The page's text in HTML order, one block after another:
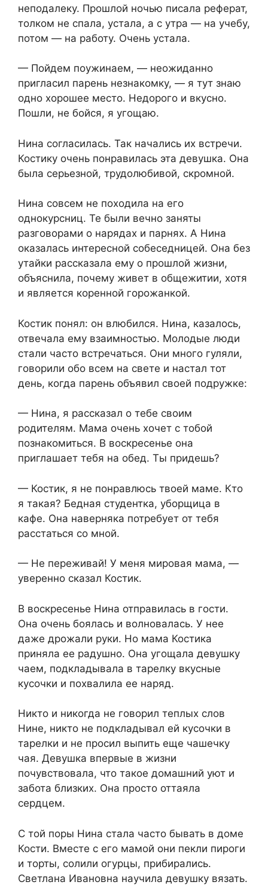
неподалеку. Прошлой ночью писала реферат,
толком не спала, устала, а с утра — на учебу,
потом — на работу. Очень устала.
— Пойдем поужинаем, — неожиданно
пригласил парень незнакомку, — я тут знаю
одно хорошее место. Недорого и вкусно.
Пошли, не бойся, я угощаю.
Нина согласилась. Так начались их встречи.
Костику очень понравилась эта девушка. Она
была серьезной, трудолюбивой, скромной.
Нина совсем не походила на его
однокурсниц. Те были вечно заняты
разговорами о нарядах и парнях. А Нина
оказалась интересной собеседницей. Она без
утайки рассказала ему о прошлой жизни,
объяснила, почему живет в общежитии, хотя
и является коренной горожанкой.
Костик понял: он влюбился. Нина, казалось,
отвечала ему взаимностью. Молодые люди
стали часто встречаться. Они много гуляли,
говорили обо всем на свете и настал тот
день, когда парень объявил своей подружке:
— Нина, я рассказал о тебе своим
родителям. Мама очень хочет с тобой
познакомиться. В воскресенье она
приглашает тебя на обед. Ты придешь?
— Костик, я не понравлюсь твоей маме. Кто
я такая? Бедная студентка, уборщица в
кафе. Она наверняка потребует от тебя
расстаться со мной.
— Не переживай! У меня мировая мама, —
уверенно сказал Костик.
В воскресенье Нина отправилась в гости.
Она очень боялась и волновалась. У нее
даже дрожали руки. Но мама Костика
приняла ее радушно. Она угощала девушку
чаем, подкладывала в тарелку вкусные
кусочки и похвалила ее наряд.
Никто и никогда не говорил теплых слов
Нине, никто не подкладывал ей кусочки в
тарелки и не просил выпить еще чашечку
чая. Девушка впервые в жизни
почувствовала, что такое домашний уют и
забота близких. Она просто оттаяла
сердцем.
С той поры Нина стала часто бывать в доме
Кости. Вместе с его мамой они пекли пироги
и торты, солили огурцы, прибирались.
Светлана Ивановна научила девушку вязать.